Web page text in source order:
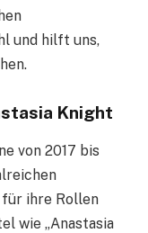
und hilft uns,
Knight
von 2017 bis
ihre Rollen
wie „Anastasia